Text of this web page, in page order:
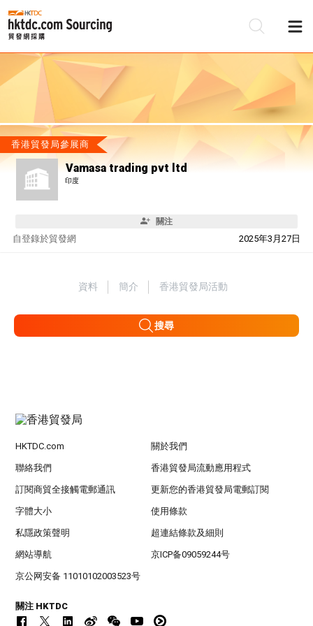
香港貿發局參展商
Vamasa trading pvt ltd
印度
關注
自 2025年3月27日
登錄於貿發網
資料 簡介 香港貿發局活動
搜尋
HKTDC.com 關於我們
聯絡我們 香港貿發局流動應用程式
訂閱商貿全接觸電郵通訊 更新您的香港貿發局電郵訂閱
字體大小 使用條款
私隱政策聲明 超連結條款及細則
網站導航 京ICP备09059244号
京公网安备 11010102003523号
關注 HKTDC